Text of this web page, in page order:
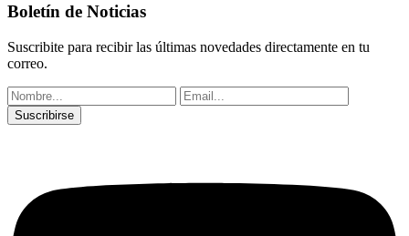
Boletín de Noticias
Suscribite para recibir las últimas novedades directamente en tu
correo.
Suscribirse